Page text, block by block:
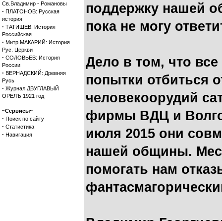
Св.Владимир - Романовы
· ПЛАТОНОВ: Русская
история
· ТАТИЩЕВ: История
Российская
· Митр.МАКАРИЙ: История
Рус. Церкви
· СОЛОВЬЕВ: История
России
· ВЕРНАДСКИЙ: Древняя
Русь
· Журнал ДВУГЛАВЫЙ
ОРЕЛЪ 1921 год
~Сервисы~
· Поиск по сайту
· Статистика
· Навигация
поддержку нашей
пока не могу
Дело в том, что
попытки отбиться
человекоорудий
фирмы ВДЦ и
июля 2015 они
нашей общины.
помогать нам